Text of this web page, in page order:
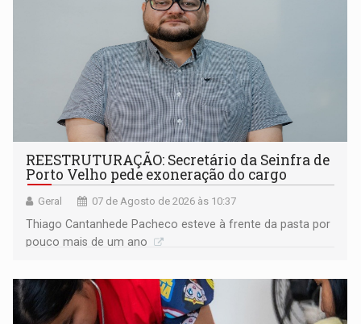
REESTRUTURAÇÃO: Secretário da Seinfra de
Porto Velho pede exoneração do cargo
Geral 07 de Agosto de 2026 às 10:37
Thiago Cantanhede Pacheco esteve à frente da pasta por
pouco mais de um ano